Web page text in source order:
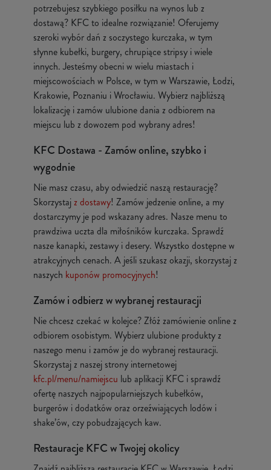
potrzebujesz szybkiego posiłku na wynos lub z
dostawą? KFC to idealne rozwiązanie! Oferujemy
szeroki wybór dań z soczystego kurczaka, w tym
słynne kubełki, burgery, chrupiące stripsy i wiele
innych. Jesteśmy obecni w wielu miastach i
miejscowościach w Polsce, w tym w Warszawie, Łodzi,
Krakowie, Poznaniu i Wrocławiu. Wybierz najbliższą
lokalizację i zamów ulubione dania z odbiorem na
miejscu lub z dowozem pod wybrany adres!
KFC Dostawa - Zamów online, szybko i
wygodnie
Nie masz czasu, aby odwiedzić naszą restaurację?
Skorzystajz dostawy! Zamów jedzenie online, a my
dostarczymy je pod wskazany adres. Nasze menu to
prawdziwa uczta dla miłośników kurczaka. Sprawdź
nasze kanapki, zestawy i desery. Wszystko dostępne w
atrakcyjnych cenach. A jeśli szukasz okazji, skorzystaj z
naszych kuponów promocyjnych!
Zamów i odbierz w wybranej restauracji
Nie chcesz czekać w kolejce? Złóż zamówienie online z
odbiorem osobistym. Wybierz ulubione produkty z
naszego menu i zamów je do wybranej restauracji.
Skorzystaj z naszej strony internetowej
kfc.pl/menu/namiejscu lub aplikacji KFC i sprawdź
ofertę naszych najpopularniejszych kubełków,
burgerów i dodatków oraz orzeźwiających lodów i
shake’ów, czy pobudzających kaw.
Restauracje KFC w Twojej okolicy